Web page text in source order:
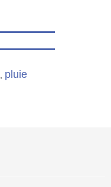
pluie